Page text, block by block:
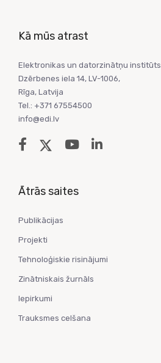
Kā mūs atrast
Elektronikas un datorzinātņu institūts
Dzērbenes iela 14, LV-1006,
Rīga, Latvija
Tel.: +371 67554500
info@edi.lv
Ātrās saites
Publikācijas
Projekti
Tehnoloģiskie risinājumi
Zinātniskais žurnāls
Iepirkumi
Trauksmes celšana